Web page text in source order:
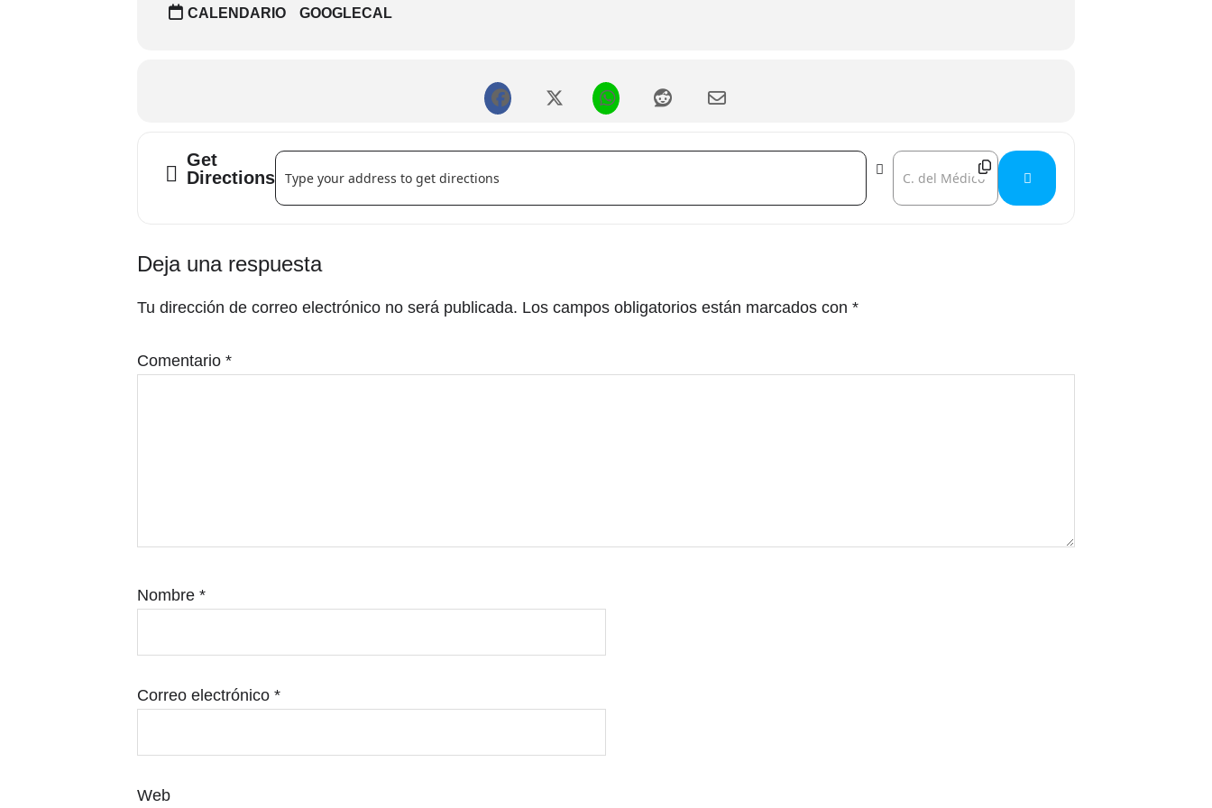
CALENDARIO GOOGLECAL
Get
Directions
Address - Jon López - El nieto del cartero [] Destination Address - Jon López - El nieto del
Interacciones
con
lectores
Deja una respuesta
Tu dirección de correo electrónico no será publicada. Los campos obligatorios están marcados con *
Comentario *
Nombre *
Correo electrónico *
Web